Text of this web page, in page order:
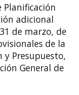
adicional
de marzo, de
de la
y Presupuesto,
General de